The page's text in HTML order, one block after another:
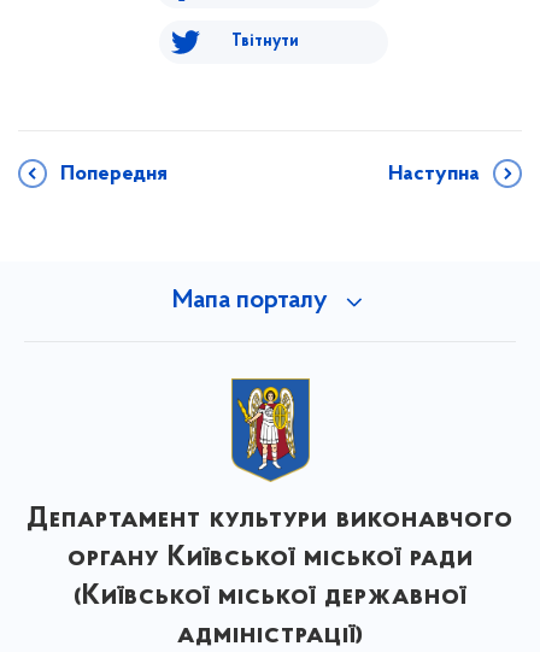
Твітнути
Попередня Наступна
Мапа порталу
Департамент культури виконавчого
органу Київської міської ради
(Київської міської державної
адміністрації)